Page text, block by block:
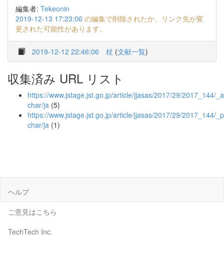
編集者: Tekeonin
2019-12-13 17:23:06 の編集で削除されたか、リンク先が変
更された可能性があります。
2019-12-12 22:46:06 杖 (文献一覧)
収集済み URL リスト
https://www.jstage.jst.go.jp/article/jjasas/2017/29/2017_144/
char/ja (5)
https://www.jstage.jst.go.jp/article/jjasas/2017/29/2017_144/
char/ja (1)
ヘルプ
ご意見はこちら
TechTech Inc.